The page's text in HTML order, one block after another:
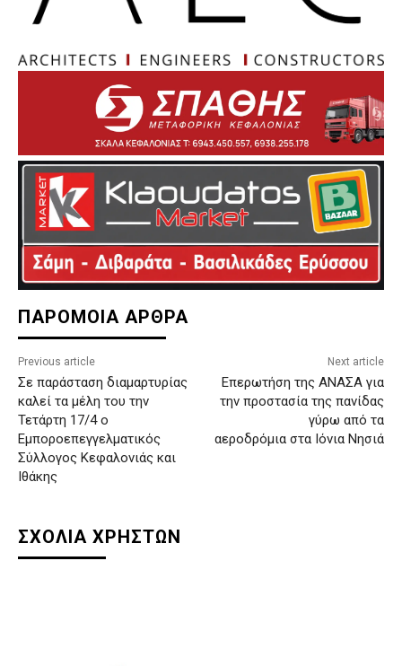
ΠΑΡΟΜΟΙΑ ΑΡΘΡΑ
Previous article
Σε παράσταση διαμαρτυρίας
καλεί τα μέλη του την
Τετάρτη 17/4 ο
Εμποροεπεγγελματικός
Σύλλογος Κεφαλονιάς και
Ιθάκης
Next article
Επερωτήση της ΑΝΑΣΑ για
την προστασία της πανίδας
γύρω από τα
αεροδρόμια στα Ιόνια Νησιά
ΣΧΟΛΙΑ ΧΡΗΣΤΩΝ